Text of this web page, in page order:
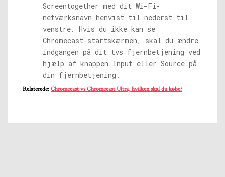
Screentogether med dit Wi-Fi-
netværksnavn henvist til nederst til
venstre. Hvis du ikke kan se
Chromecast-startskærmen, skal du ændre
indgangen på dit tvs fjernbetjening ved
hjælp af knappen Input eller Source på
din fjernbetjening.
Relaterede: Chromecast vs Chromecast Ultra, hvilken skal du købe?